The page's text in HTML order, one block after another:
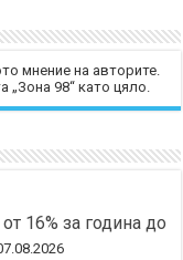
мнение на авторите.
„Зона 98“ като цяло.
16% за година до